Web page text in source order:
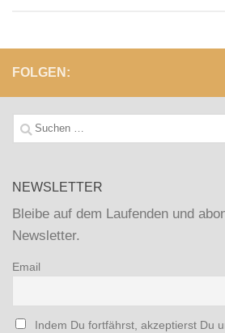
FOLGEN:
Suchen
nach:
NEWSLETTER
Bleibe auf dem Laufenden und
Newsletter.
Email
Indem Du fortfährst, akzeptierst Du